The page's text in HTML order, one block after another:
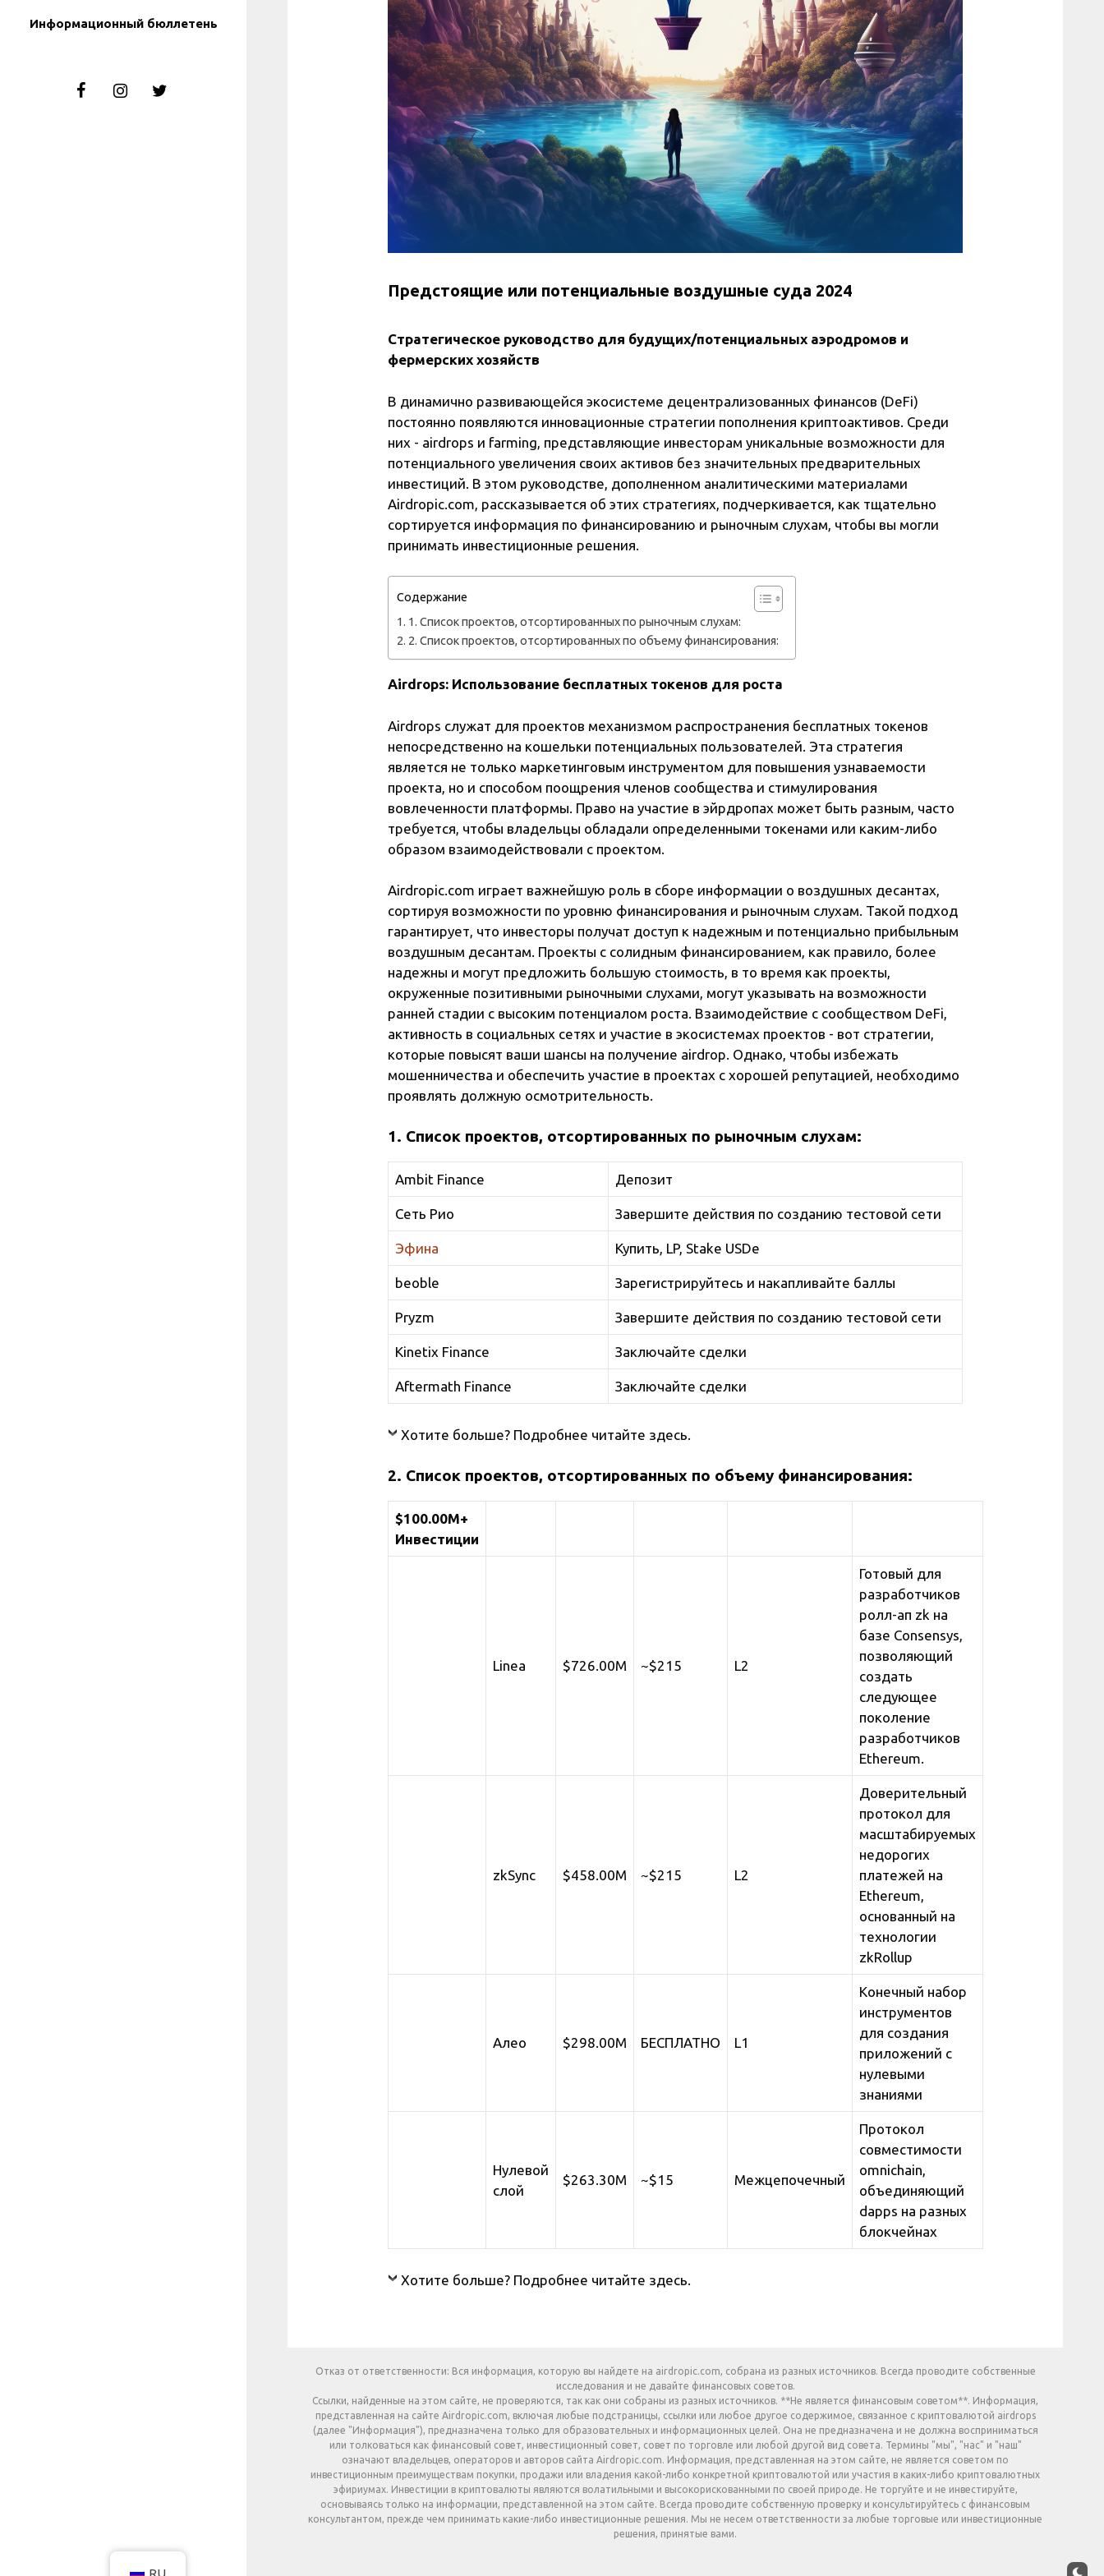
Информационный бюллетень
Предстоящие или потенциальные воздушные суда 2024
Стратегическое руководство для будущих/потенциальных аэродромов и
фермерских хозяйств
В динамично развивающейся экосистеме децентрализованных финансов (DeFi)
постоянно появляются инновационные стратегии пополнения криптоактивов. Среди
них - airdrops и farming, представляющие инвесторам уникальные возможности для
потенциального увеличения своих активов без значительных предварительных
инвестиций. В этом руководстве, дополненном аналитическими материалами
Airdropic.com, рассказывается об этих стратегиях, подчеркивается, как тщательно
сортируется информация по финансированию и рыночным слухам, чтобы вы могли
принимать инвестиционные решения.
Содержание
1. Список проектов, отсортированных по рыночным слухам:
2. Список проектов, отсортированных по объему финансирования:
Airdrops: Использование бесплатных токенов для роста
Airdrops служат для проектов механизмом распространения бесплатных токенов
непосредственно на кошельки потенциальных пользователей. Эта стратегия
является не только маркетинговым инструментом для повышения узнаваемости
проекта, но и способом поощрения членов сообщества и стимулирования
вовлеченности платформы. Право на участие в эйрдропах может быть разным, часто
требуется, чтобы владельцы обладали определенными токенами или каким-либо
образом взаимодействовали с проектом.
Airdropic.com играет важнейшую роль в сборе информации о воздушных десантах,
сортируя возможности по уровню финансирования и рыночным слухам. Такой подход
гарантирует, что инвесторы получат доступ к надежным и потенциально прибыльным
воздушным десантам. Проекты с солидным финансированием, как правило, более
надежны и могут предложить большую стоимость, в то время как проекты,
окруженные позитивными рыночными слухами, могут указывать на возможности
ранней стадии с высоким потенциалом роста. Взаимодействие с сообществом DeFi,
активность в социальных сетях и участие в экосистемах проектов - вот стратегии,
которые повысят ваши шансы на получение airdrop. Однако, чтобы избежать
мошенничества и обеспечить участие в проектах с хорошей репутацией, необходимо
проявлять должную осмотрительность.
1. Список проектов, отсортированных по рыночным слухам:
Ambit Finance Депозит
Сеть Рио Завершите действия по созданию тестовой сети
Эфина Купить, LP, Stake USDe
beoble Зарегистрируйтесь и накапливайте баллы
Pryzm Завершите действия по созданию тестовой сети
Kinetix Finance Заключайте сделки
Aftermath Finance Заключайте сделки
Хотите больше? Подробнее читайте здесь.
2. Список проектов, отсортированных по объему финансирования:
$100.00M+
Инвестиции
Linea $726.00M ~$215 L2
Готовый для
разработчиков
ролл-ап zk на
базе Consensys,
позволяющий
создать
следующее
поколение
разработчиков
Ethereum.
zkSync $458.00M ~$215 L2
Доверительный
протокол для
масштабируемых
недорогих
платежей на
Ethereum,
основанный на
технологии
zkRollup
Алео $298.00M БЕСПЛАТНО L1
Конечный набор
инструментов
для создания
приложений с
нулевыми
знаниями
Нулевой
слой
$263.30M ~$15 Межцепочечный
Протокол
совместимости
omnichain,
объединяющий
dapps на разных
блокчейнах
Хотите больше? Подробнее читайте здесь.
Отказ от ответственности: Вся информация, которую вы найдете на airdropic.com, собрана из разных источников. Всегда проводите собственные
исследования и не давайте финансовых советов.
Ссылки, найденные на этом сайте, не проверяются, так как они собраны из разных источников. **Не является финансовым советом**. Информация,
представленная на сайте Airdropic.com, включая любые подстраницы, ссылки или любое другое содержимое, связанное с криптовалютой airdrops
(далее "Информация"), предназначена только для образовательных и информационных целей. Она не предназначена и не должна восприниматься
или толковаться как финансовый совет, инвестиционный совет, совет по торговле или любой другой вид совета. Термины "мы", "нас" и "наш"
означают владельцев, операторов и авторов сайта Airdropic.com. Информация, представленная на этом сайте, не является советом по
инвестиционным преимуществам покупки, продажи или владения какой-либо конкретной криптовалютой или участия в каких-либо криптовалютных
эфириумах. Инвестиции в криптовалюты являются волатильными и высокорискованными по своей природе. Не торгуйте и не инвестируйте,
основываясь только на информации, представленной на этом сайте. Всегда проводите собственную проверку и консультируйтесь с финансовым
консультантом, прежде чем принимать какие-либо инвестиционные решения. Мы не несем ответственности за любые торговые или инвестиционные
решения, принятые вами.
RU